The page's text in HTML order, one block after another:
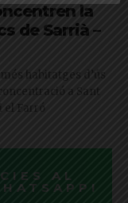
la
de Sarrià –
habitatges d’ús
a Sant
el Farró
AL